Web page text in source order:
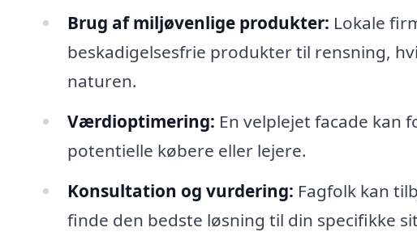
Brug af miljøvenlige produkter: Lokale
beskadigelsesfrie produkter til rensning,
naturen.
Værdioptimering: En velplejet facade
potentielle købere eller lejere.
Konsultation og vurdering: Fagfolk kan
finde den bedste løsning til din specifikke